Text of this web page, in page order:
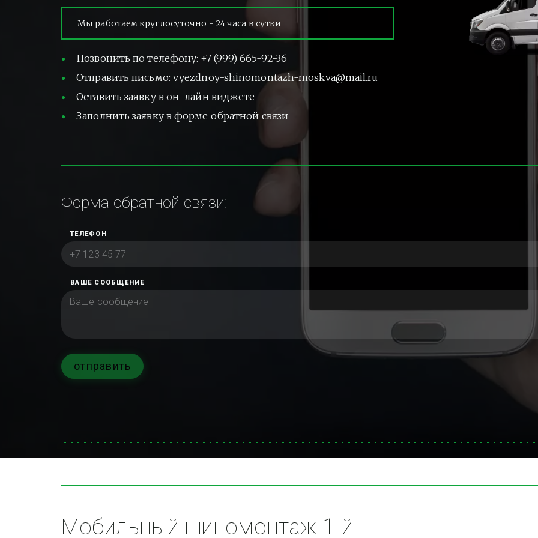
Мы работаем круглосуточно - 24 часа в сутки
Позвонить по телефону: +7 (999) 665-92-36
Отправить письмо: vyezdnoy-shinomontazh-moskva@mail.ru
Оставить заявку в он-лайн виджете
Заполнить заявку в форме обратной связи
Форма обратной связи:
ТЕЛЕФОН
ВАШЕ СООБЩЕНИЕ
отправить
Мобильный шиномонтаж 1-й